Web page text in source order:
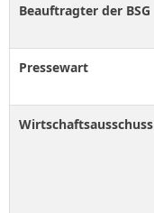
Beauftragter der BSG
Pressewart
Wirtschaftsausschuss